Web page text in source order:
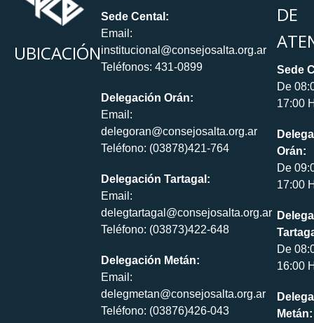
UBICACIÓN
Sede Cental:
Email:
institucional@consejosalta.org.ar
Teléfonos: 431-0899
Delegación Orán:
Email:
delegoran@consejosalta.org.ar
Teléfono: (03878)421-764
Delegación Tartagal:
Email:
delegtartagal@consejosalta.org.ar
Teléfono: (03873)422-648
Delegación Metán:
Email:
delegmetan@consejosalta.org.ar
Teléfono: (03876)426-043
DE
Sede
De
17:00
Orán:
De
17:00
De
16:00
Metán: